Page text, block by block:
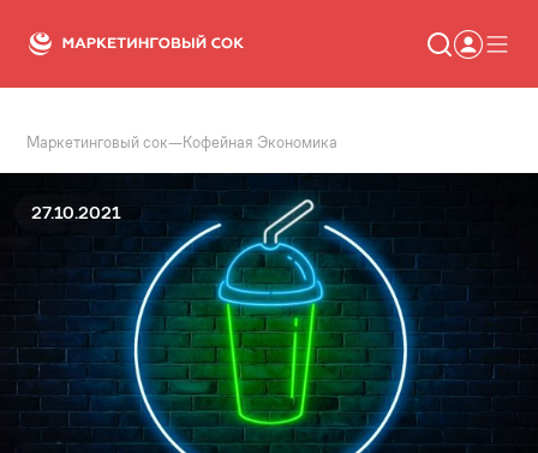
Статьи
Новости
Сервисы
Словарь
Консалтинг
Маркетинговый сок—Кофейная Экономика
27.10.2021